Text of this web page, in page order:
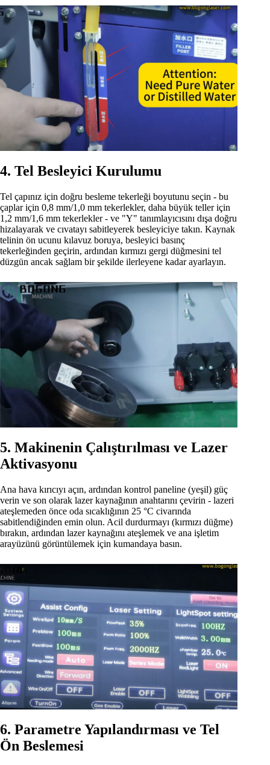
4. Tel Besleyici Kurulumu
Tel çapınız için doğru besleme tekerleği boyutunu seçin - bu
çaplar için 0,8 mm/1,0 mm tekerlekler, daha büyük teller için
1,2 mm/1,6 mm tekerlekler - ve "Y" tanımlayıcısını dışa doğru
hizalayarak ve cıvatayı sabitleyerek besleyiciye takın. Kaynak
telinin ön ucunu kılavuz boruya, besleyici basınç
tekerleğinden geçirin, ardından kırmızı gergi düğmesini tel
düzgün ancak sağlam bir şekilde ilerleyene kadar ayarlayın.
5. Makinenin Çalıştırılması ve Lazer
Aktivasyonu
Ana hava kırıcıyı açın, ardından kontrol paneline (yeşil) güç
verin ve son olarak lazer kaynağının anahtarını çevirin - lazeri
ateşlemeden önce oda sıcaklığının 25 °C civarında
sabitlendiğinden emin olun. Acil durdurmayı (kırmızı düğme)
bırakın, ardından lazer kaynağını ateşlemek ve ana işletim
arayüzünü görüntülemek için kumandaya basın.
6. Parametre Yapılandırması ve Tel
Ön Beslemesi